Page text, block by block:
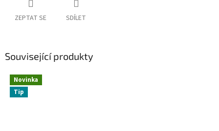
ZEPTAT SE SDÍLET
Související produkty
Novinka
Tip